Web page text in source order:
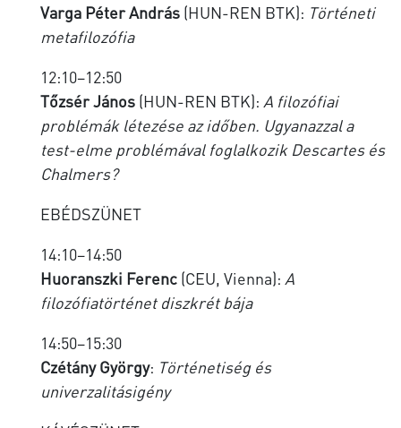
Varga Péter András (HUN-REN BTK): Történeti
metafilozófia
12:10–12:50
Tőzsér János (HUN-REN BTK): A filozófiai
problémák létezése az időben. Ugyanazzal a
test-elme problémával foglalkozik Descartes és
Chalmers?
EBÉDSZÜNET
14:10–14:50
Huoranszki Ferenc (CEU, Vienna): A
filozófiatörténet diszkrét bája
14:50–15:30
Czétány György: Történetiség és
univerzalitásigény